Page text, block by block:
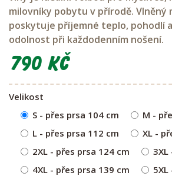
milovníky pobytu v přírodě. Vlněný
poskytuje příjemné teplo, pohodlí
odolnost při každodenním nošení.
790 Kč
Velikost
S - přes prsa 104 cm
M -
L - přes prsa 112 cm
XL -
2XL - přes prsa 124 cm
3XL
4XL - přes prsa 139 cm